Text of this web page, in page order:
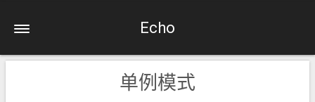
Echo
单例模式